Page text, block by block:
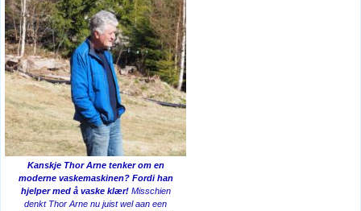
Kanskje Thor Arne tenker om en
moderne vaskemaskinen? Fordi han
hjelper med å vaske klær!Misschien
denkt Thor Arne nu juist wel aan een